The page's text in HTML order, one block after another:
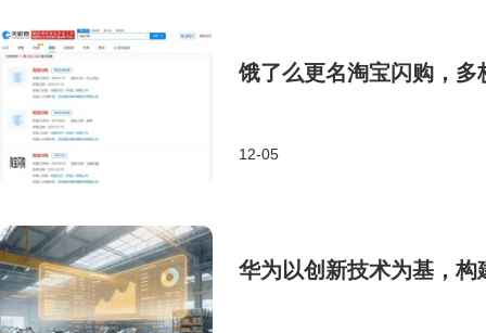
饿了么更名淘宝闪购，
12-05
华为以创新技术为基，